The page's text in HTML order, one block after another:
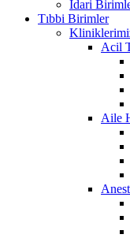
İdari
Tıbbi Birimler
Acil
Aile